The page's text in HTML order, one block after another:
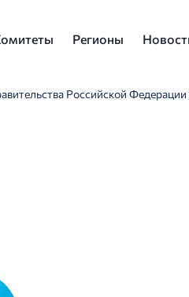
Регионы
Российской Федерации